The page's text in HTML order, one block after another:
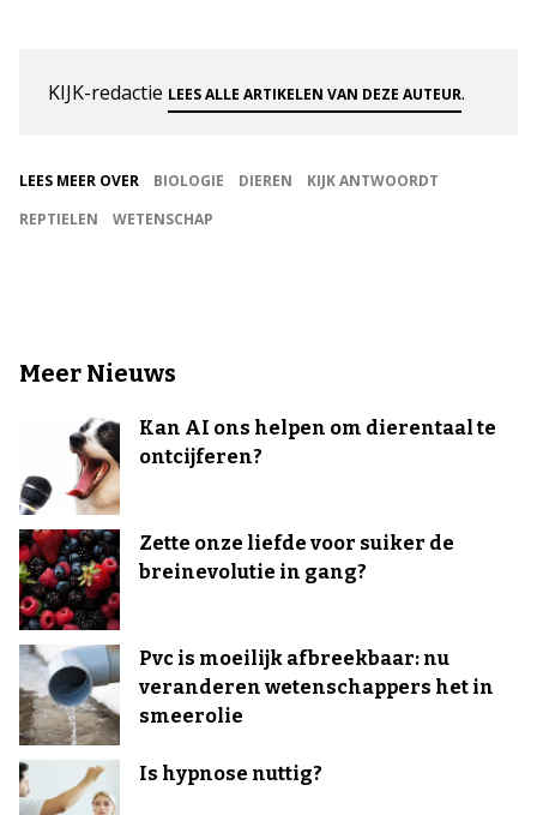
KIJK-redactie LEES ALLE ARTIKELEN VAN DEZE AUTEUR.
LEES MEER OVER BIOLOGIE DIEREN
KIJK ANTWOORDT
REPTIELEN
WETENSCHAP
Meer Nieuws
Kan AI ons helpen om dierentaal te
ontcijferen?
Zette onze liefde voor suiker de
breinevolutie in gang?
Pvc is moeilijk afbreekbaar: nu
veranderen wetenschappers het in
smeerolie
Is hypnose nuttig?